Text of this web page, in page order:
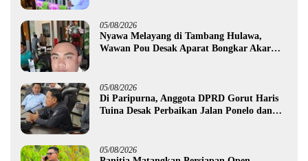
05/08/2026
Nyawa Melayang di Tambang Hulawa,
Wawan Pou Desak Aparat Bongkar Akar
05/08/2026
Di Paripurna, Anggota DPRD Gorut Haris
Tuina Desak Perbaikan Jalan Ponelo dan
05/08/2026